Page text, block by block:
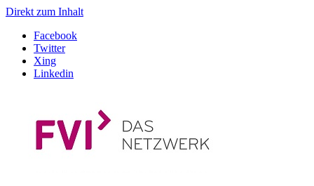
Direkt zum Inhalt
Facebook
Twitter
Xing
Linkedin